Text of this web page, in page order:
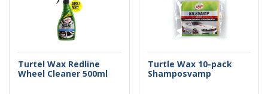
Turtel Wax Redline
Wheel Cleaner 500ml
Turtle Wax 10-pack
Shamposvamp